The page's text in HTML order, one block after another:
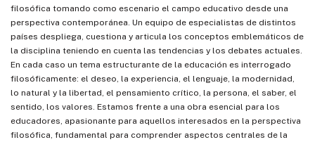
filosófica tomando como escenario el campo educativo desde una
perspectiva contemporánea. Un equipo de especialistas de distintos
países despliega, cuestiona y articula los conceptos emblemáticos de
la disciplina teniendo en cuenta las tendencias y los debates actuales.
En cada caso un tema estructurante de la educación es interrogado
filosóficamente: el deseo, la experiencia, el lenguaje, la modernidad,
lo natural y la libertad, el pensamiento crítico, la persona, el saber, el
sentido, los valores. Estamos frente a una obra esencial para los
educadores, apasionante para aquellos interesados en la perspectiva
filosófica, fundamental para comprender aspectos centrales de la